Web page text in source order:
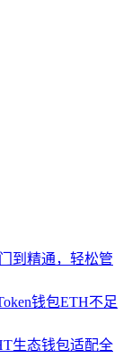
到精通，轻松管
钱包ETH不足
生态钱包适配全